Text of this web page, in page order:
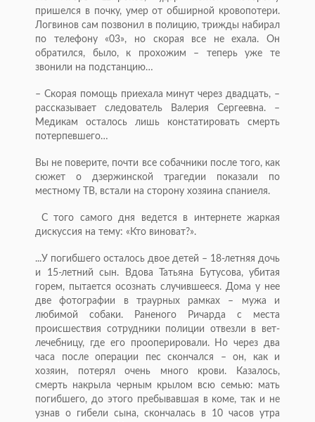
пришелся в почку, умер от обширной кровопотери.
Логвинов сам позвонил в полицию, трижды набирал
по телефону «03», но скорая все не ехала. Он
обратился, было, к прохожим – теперь уже те
звонили на подстанцию…
– Скорая помощь приехала минут через двадцать, –
рассказывает следователь Валерия Сергеевна. –
Медикам осталось лишь констатировать смерть
потерпевшего…
Вы не поверите, почти все собачники после того, как
сюжет о дзержинской трагедии показали по
местному ТВ, встали на сторону хозяина спаниеля.
С того самого дня ведется в интернете жаркая
дискуссия на тему: «Кто виноват?».
...У погибшего осталось двое детей – 18-летняя дочь
и 15-летний сын. Вдова Татьяна Бутусова, убитая
горем, пытается осознать случившееся. Дома у нее
две фотографии в траурных рамках – мужа и
любимой собаки. Раненого Ричарда с места
происшествия сотрудники полиции отвезли в вет­
лечебницу, где его прооперировали. Но через два
часа после операции пес скончался – он, как и
хозяин, потерял очень много крови. Казалось,
смерть накрыла черным крылом всю семью: мать
погибшего, до этого пребывавшая в коме, так и не
узнав о гибели сына, скончалась в 10 часов утра